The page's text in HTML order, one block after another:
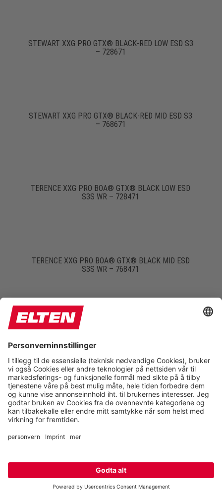
STEWART XXG PRO GTX® BLACK-RED LOW ESD S3
– 728671
STEWART XXG PRO GTX® BLACK-RED MID ESD S3
– 768671
TERENCE XXG PRO BOA® GTX® BLACK LOW ESD
S3S WR – 728471
TERENCE XXG PRO BOA® GTX® BLACK MID ESD
S3S WR – 768471
TERENCE XXG PRO GTX® BLACK MID ESD S3 –
768651
THELON XXG GTX® BROWN LOW ESD S3 – 728611